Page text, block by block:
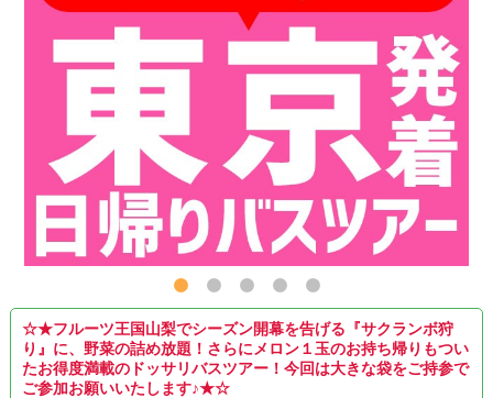
☆★フルーツ王国山梨でシーズン開幕を告げる『サクランボ狩
り』に、野菜の詰め放題！さらにメロン１玉のお持ち帰りもつい
たお得度満載のドッサリバスツアー！今回は大きな袋をご持参で
ご参加お願いいたします♪★☆